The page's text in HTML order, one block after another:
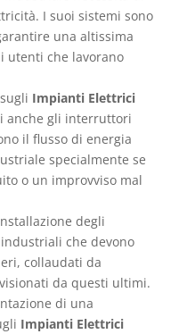
I suoi sistemi sono
una altissima
utenti che lavorano
Impianti Elettrici
anche gli interruttori
il flusso di energia
specialmente se
o un improvviso mal
degli
che devono
collaudati da
da questi ultimi.
di una
Impianti Elettrici